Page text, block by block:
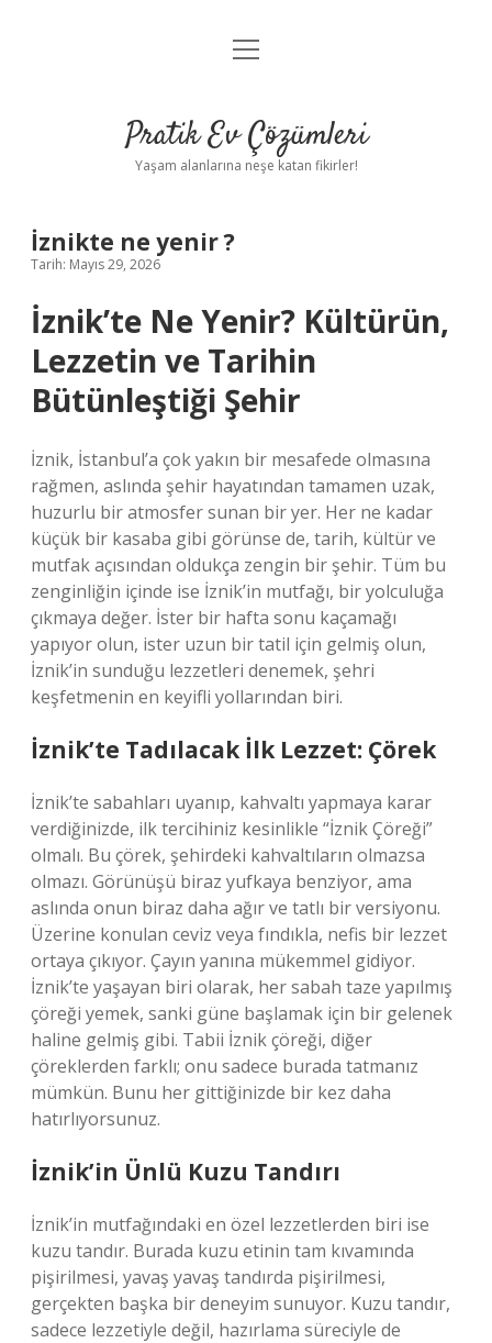
Anasayfa
Yasal Uyarı
menüyü
Pratik Ev Çözümleri
Yaşam alanlarına neşe katan fikirler!
İznikte ne yenir ?
Tarih: Mayıs 29, 2026
İznik’te Ne Yenir? Kültürün,
Lezzetin ve Tarihin
Bütünleştiği Şehir
İznik, İstanbul’a çok yakın bir mesafede olmasına
rağmen, aslında şehir hayatından tamamen uzak,
huzurlu bir atmosfer sunan bir yer. Her ne kadar
küçük bir kasaba gibi görünse de, tarih, kültür ve
mutfak açısından oldukça zengin bir şehir. Tüm bu
zenginliğin içinde ise İznik’in mutfağı, bir yolculuğa
çıkmaya değer. İster bir hafta sonu kaçamağı
yapıyor olun, ister uzun bir tatil için gelmiş olun,
İznik’in sunduğu lezzetleri denemek, şehri
keşfetmenin en keyifli yollarından biri.
İznik’te Tadılacak İlk Lezzet: Çörek
İznik’te sabahları uyanıp, kahvaltı yapmaya karar
verdiğinizde, ilk tercihiniz kesinlikle “İznik Çöreği”
olmalı. Bu çörek, şehirdeki kahvaltıların olmazsa
olmazı. Görünüşü biraz yufkaya benziyor, ama
aslında onun biraz daha ağır ve tatlı bir versiyonu.
Üzerine konulan ceviz veya fındıkla, nefis bir lezzet
ortaya çıkıyor. Çayın yanına mükemmel gidiyor.
İznik’te yaşayan biri olarak, her sabah taze yapılmış
çöreği yemek, sanki güne başlamak için bir gelenek
haline gelmiş gibi. Tabii İznik çöreği, diğer
çöreklerden farklı; onu sadece burada tatmanız
mümkün. Bunu her gittiğinizde bir kez daha
hatırlıyorsunuz.
İznik’in Ünlü Kuzu Tandırı
İznik’in mutfağındaki en özel lezzetlerden biri ise
kuzu tandır. Burada kuzu etinin tam kıvamında
pişirilmesi, yavaş yavaş tandırda pişirilmesi,
gerçekten başka bir deneyim sunuyor. Kuzu tandır,
sadece lezzetiyle değil, hazırlama süreciyle de